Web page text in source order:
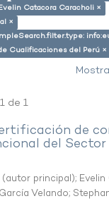
Catacora Caracholi ×
×
Cualificaciones del Perú ×
de 1
de
del Sector
principal);
Velando;